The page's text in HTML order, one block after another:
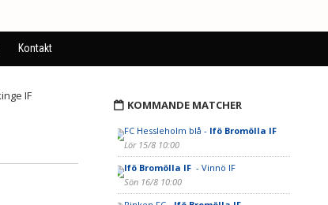
Kontakt
KOMMANDE MATCHER
FC Hessleholm blå - Ifö Bromölla IF
Lör 15/8 10:00
Ifö Bromölla IF - Vinnö IF
Sön 16/8 10:00